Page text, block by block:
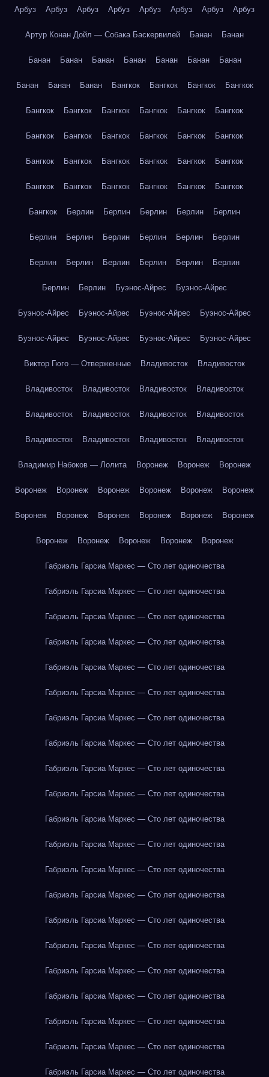
Арбуз Арбуз Арбуз Арбуз Арбуз Арбуз Арбуз Арбуз
Артур Конан Дойл — Собака Баскервилей Банан Банан
Банан Банан Банан Банан Банан Банан Банан
Банан Банан Банан Бангкок Бангкок Бангкок Бангкок
Бангкок Бангкок Бангкок Бангкок Бангкок Бангкок
Бангкок Бангкок Бангкок Бангкок Бангкок Бангкок
Бангкок Бангкок Бангкок Бангкок Бангкок Бангкок
Бангкок Бангкок Бангкок Бангкок Бангкок Бангкок
Бангкок Берлин Берлин Берлин Берлин Берлин
Берлин Берлин Берлин Берлин Берлин Берлин
Берлин Берлин Берлин Берлин Берлин Берлин
Берлин Берлин Буэнос-Айрес Буэнос-Айрес
Буэнос-Айрес Буэнос-Айрес Буэнос-Айрес Буэнос-Айрес
Буэнос-Айрес Буэнос-Айрес Буэнос-Айрес Буэнос-Айрес
Виктор Гюго — Отверженные Владивосток Владивосток
Владивосток Владивосток Владивосток Владивосток
Владивосток Владивосток Владивосток Владивосток
Владивосток Владивосток Владивосток Владивосток
Владимир Набоков — Лолита Воронеж Воронеж Воронеж
Воронеж Воронеж Воронеж Воронеж Воронеж Воронеж
Воронеж Воронеж Воронеж Воронеж Воронеж Воронеж
Воронеж Воронеж Воронеж Воронеж Воронеж
Габриэль Гарсиа Маркес — Сто лет одиночества
Габриэль Гарсиа Маркес — Сто лет одиночества
Габриэль Гарсиа Маркес — Сто лет одиночества
Габриэль Гарсиа Маркес — Сто лет одиночества
Габриэль Гарсиа Маркес — Сто лет одиночества
Габриэль Гарсиа Маркес — Сто лет одиночества
Габриэль Гарсиа Маркес — Сто лет одиночества
Габриэль Гарсиа Маркес — Сто лет одиночества
Габриэль Гарсиа Маркес — Сто лет одиночества
Габриэль Гарсиа Маркес — Сто лет одиночества
Габриэль Гарсиа Маркес — Сто лет одиночества
Габриэль Гарсиа Маркес — Сто лет одиночества
Габриэль Гарсиа Маркес — Сто лет одиночества
Габриэль Гарсиа Маркес — Сто лет одиночества
Габриэль Гарсиа Маркес — Сто лет одиночества
Габриэль Гарсиа Маркес — Сто лет одиночества
Габриэль Гарсиа Маркес — Сто лет одиночества
Габриэль Гарсиа Маркес — Сто лет одиночества
Габриэль Гарсиа Маркес — Сто лет одиночества
Габриэль Гарсиа Маркес — Сто лет одиночества
Габриэль Гарсиа Маркес — Сто лет одиночества